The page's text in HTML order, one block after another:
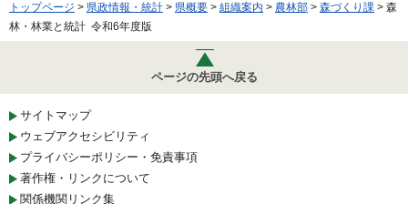
トップページ > 県政情報・統計 > 県概要 > 組織案内 > 農林部 > 森づくり課 > 森
林・林業と統計 令和6年度版
ページの先頭へ戻る
サイトマップ
ウェブアクセシビリティ
プライバシーポリシー・免責事項
著作権・リンクについて
関係機関リンク集